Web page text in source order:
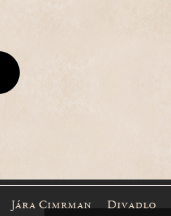
Jára Cimrman Divadlo